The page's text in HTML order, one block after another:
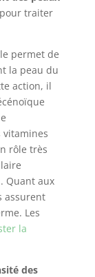
traiter
permet de
la peau du
action, il
vitamines
rôle très
Quant aux
assurent
Les
la
des